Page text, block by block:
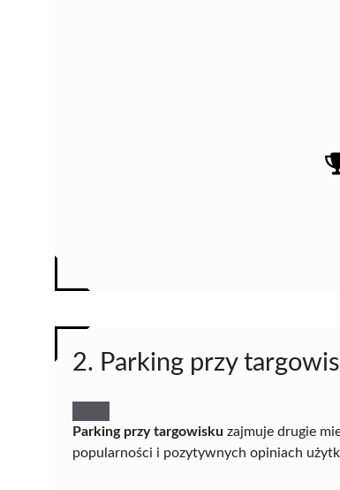
2. Parking przy
Parking przy targowisku zajmuje drugie
popularności i pozytywnych opiniach